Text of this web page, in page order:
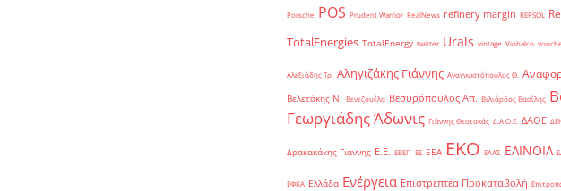
Porsche POS Prudent Warrior RealNews refinery margin REPSOL
TotalEnergies TotalEnergy twitter Urals vintage Viohalco
Αλεξιάδης Τρ. Αληγιζάκης Γιάννης Αναγνωστόπουλος Θ.
Βελετάκης Ν. Βενεζουέλα Βεσυρόπουλος Απ. Βιλιάρδος Βασίλης
Γεωργιάδης Άδωνις Γιάννης Θεοτοκάς Δ.Α.Ο.Ε. ΔΑΟΕ
Δρακακάκης Γιάννης Ε.Ε. ΕΒΕΠ ΕΕ ΕΕΑ ΕΚΟ ΕΛΑΣ ΕΛΙΝΟΙΛ
ΕΦΚΑ Ελλάδα Ενέργεια Επιστρεπτέα Προκαταβολή